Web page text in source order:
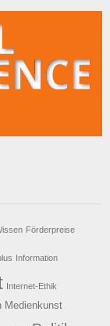
Förderpreise
Information
Internet-Ethik
Medienkunst